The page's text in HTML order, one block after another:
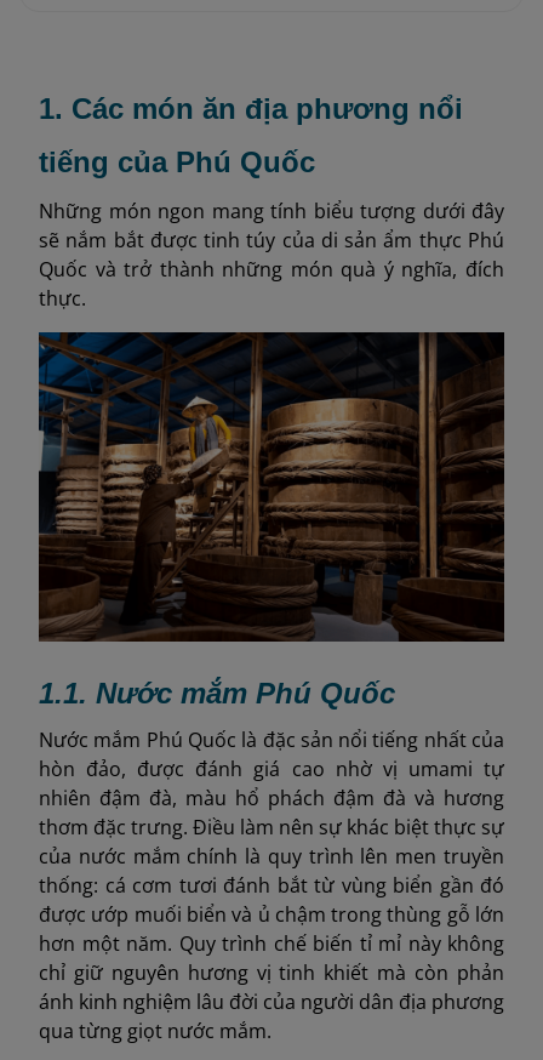
1. Các món ăn địa phương nổi
tiếng của Phú Quốc
Những món ngon mang tính biểu tượng dưới đây
sẽ nắm bắt được tinh túy của di sản ẩm thực Phú
Quốc và trở thành những món quà ý nghĩa, đích
thực.
1.1. Nước mắm Phú Quốc
Nước mắm Phú Quốc là đặc sản nổi tiếng nhất của
hòn đảo, được đánh giá cao nhờ vị umami tự
nhiên đậm đà, màu hổ phách đậm đà và hương
thơm đặc trưng. Điều làm nên sự khác biệt thực sự
của nước mắm chính là quy trình lên men truyền
thống: cá cơm tươi đánh bắt từ vùng biển gần đó
được ướp muối biển và ủ chậm trong thùng gỗ lớn
hơn một năm. Quy trình chế biến tỉ mỉ này không
chỉ giữ nguyên hương vị tinh khiết mà còn phản
ánh kinh nghiệm lâu đời của người dân địa phương
qua từng giọt nước mắm.